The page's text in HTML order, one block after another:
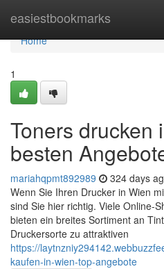
easiestbookmarks
Home
Home
1
Toners drucken
besten
mariahqpmt892989 324 days
Wenn Sie Ihren Drucker in Wien
sind Sie hier richtig. Viele Online-
bieten ein breites Sortiment an
Druckersorte zu attraktiven
https://
kaufen-in-wien-top-angebote